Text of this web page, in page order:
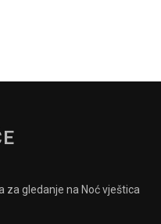
za gledanje na Noć vještica